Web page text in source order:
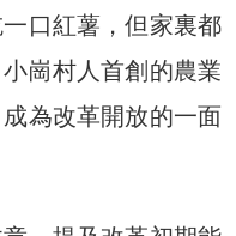
口紅薯，但家裏都
崗村人首創的農業
為改革開放的一面